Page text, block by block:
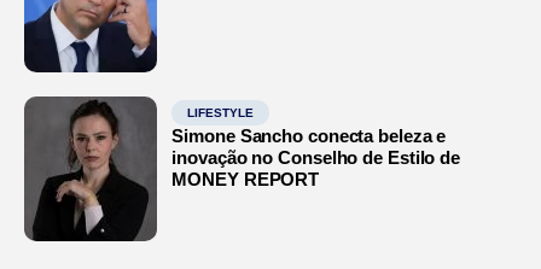
LIFESTYLE
Simone Sancho conecta beleza e
inovação no Conselho de Estilo de
MONEY REPORT